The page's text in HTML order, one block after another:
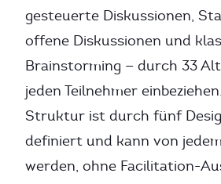
gesteuerte Diskussionen,
offene Diskussionen und
Brainstorming — durch 33
jeden Teilnehmer
Struktur ist durch fünf
definiert und kann von
werden, ohne Facilitation-